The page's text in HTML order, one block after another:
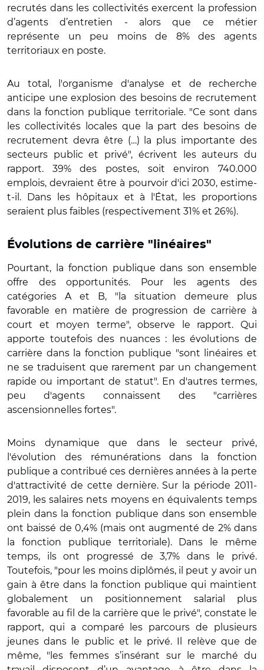
recrutés dans les collectivités exercent la profession
d’agents d’entretien - alors que ce métier
représente un peu moins de 8% des agents
territoriaux en poste.
Au total, l'organisme d'analyse et de recherche
anticipe une explosion des besoins de recrutement
dans la fonction publique territoriale. "Ce sont dans
les collectivités locales que la part des besoins de
recrutement devra être (…) la plus importante des
secteurs public et privé", écrivent les auteurs du
rapport. 39% des postes, soit environ 740.000
emplois, devraient être à pourvoir d'ici 2030, estime-
t-il. Dans les hôpitaux et à l'État, les proportions
seraient plus faibles (respectivement 31% et 26%).
Évolutions de carrière "linéaires"
Pourtant, la fonction publique dans son ensemble
offre des opportunités. Pour les agents des
catégories A et B, "la situation demeure plus
favorable en matière de progression de carrière à
court et moyen terme", observe le rapport. Qui
apporte toutefois des nuances : les évolutions de
carrière dans la fonction publique "sont linéaires et
ne se traduisent que rarement par un changement
rapide ou important de statut". En d'autres termes,
peu d'agents connaissent des "carrières
ascensionnelles fortes".
Moins dynamique que dans le secteur privé,
l'évolution des rémunérations dans la fonction
publique a contribué ces dernières années à la perte
d'attractivité de cette dernière. Sur la période 2011-
2019, les salaires nets moyens en équivalents temps
plein dans la fonction publique dans son ensemble
ont baissé de 0,4% (mais ont augmenté de 2% dans
la fonction publique territoriale). Dans le même
temps, ils ont progressé de 3,7% dans le privé.
Toutefois, "pour les moins diplômés, il peut y avoir un
gain à être dans la fonction publique qui maintient
globalement un positionnement salarial plus
favorable au fil de la carrière que le privé", constate le
rapport, qui a comparé les parcours de plusieurs
jeunes dans le public et le privé. Il relève que de
même, "les femmes s’insérant sur le marché du